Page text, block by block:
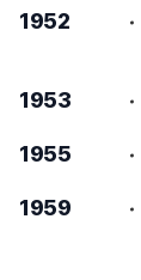
1952
1953
1955
1959